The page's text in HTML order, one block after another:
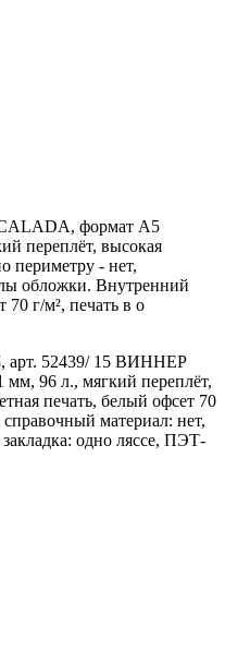
формат А5
переплёт, высокая
периметру - нет,
обложки. Внутренний
г/м², печать в о
арт. 52439/ 15 ВИННЕР
96 л., мягкий переплёт,
печать, белый офсет 70
материал: нет,
одно ляссе, ПЭТ-